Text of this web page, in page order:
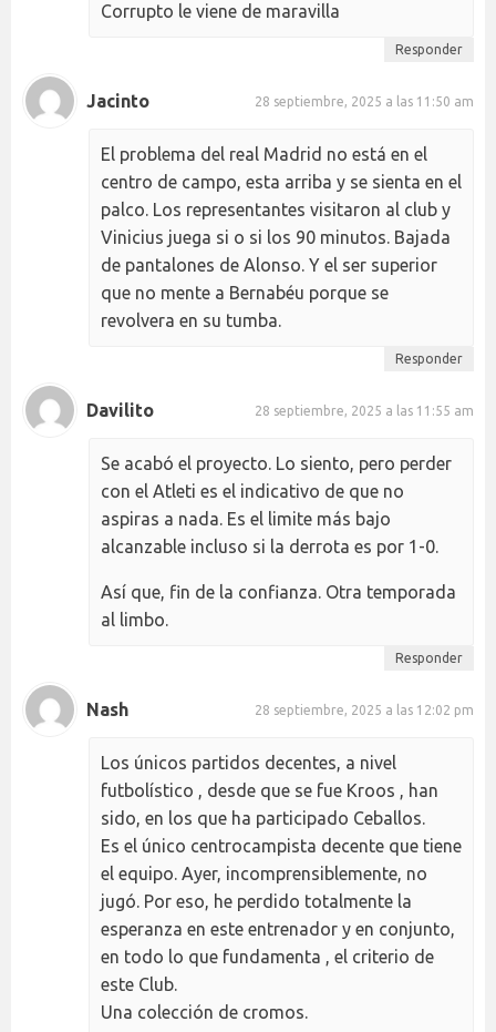
Corrupto le viene de maravilla
Responder
Jacinto 28 septiembre, 2025 a las 11:50 am
El problema del real Madrid no está en el
centro de campo, esta arriba y se sienta en el
palco. Los representantes visitaron al club y
Vinicius juega si o si los 90 minutos. Bajada
de pantalones de Alonso. Y el ser superior
que no mente a Bernabéu porque se
revolvera en su tumba.
Responder
Davilito 28 septiembre, 2025 a las 11:55 am
Se acabó el proyecto. Lo siento, pero perder
con el Atleti es el indicativo de que no
aspiras a nada. Es el limite más bajo
alcanzable incluso si la derrota es por 1-0.
Así que, fin de la confianza. Otra temporada
al limbo.
Responder
Nash 28 septiembre, 2025 a las 12:02 pm
Los únicos partidos decentes, a nivel
futbolístico , desde que se fue Kroos , han
sido, en los que ha participado Ceballos.
Es el único centrocampista decente que tiene
el equipo. Ayer, incomprensiblemente, no
jugó. Por eso, he perdido totalmente la
esperanza en este entrenador y en conjunto,
en todo lo que fundamenta , el criterio de
este Club.
Una colección de cromos.